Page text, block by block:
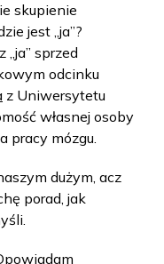
skupienie
jest „ja”?
„ja” sprzed
odcinku
z Uniwersytetu
własnej osoby
pracy mózgu.
dużym, acz
porad, jak